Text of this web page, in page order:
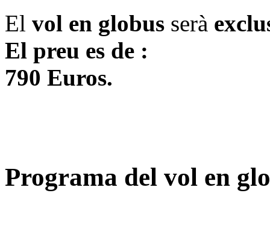
El vol en globus serà
El preu es de :
790 Euros.
Programa del vol en